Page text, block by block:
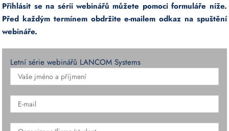
Přihlásit se na sérii webinářů můžete pomoci formuláře níže.
Před každým termínem obdržite e-mailem odkaz na spuštění
webináře.
Letní série webinářů LANCOM Systems